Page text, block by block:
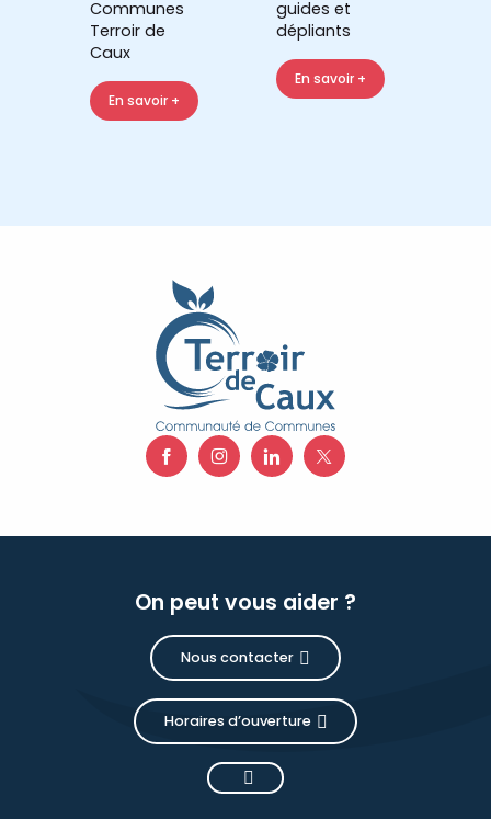
Communes
Terroir de
Caux
En savoir +
guides et
dépliants
En savoir +
On peut vous aider ?
Nous contacter
Horaires d’ouverture